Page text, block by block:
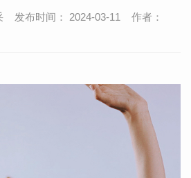
发布时间： 2024-03-11 作者：